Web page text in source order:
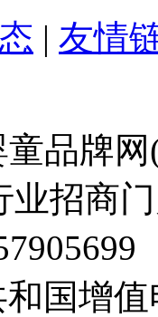
| 友情
品牌
业招商
和国增